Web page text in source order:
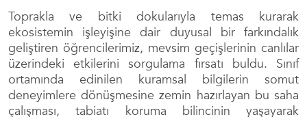
Toprakla ve bitki dokularıyla temas kurarak
ekosistemin işleyişine dair duyusal bir farkındalık
geliştiren öğrencilerimiz, mevsim geçişlerinin canlılar
üzerindeki etkilerini sorgulama fırsatı buldu. Sınıf
ortamında edinilen kuramsal bilgilerin somut
deneyimlere dönüşmesine zemin hazırlayan bu saha
çalışması, tabiatı koruma bilincinin yaşayarak